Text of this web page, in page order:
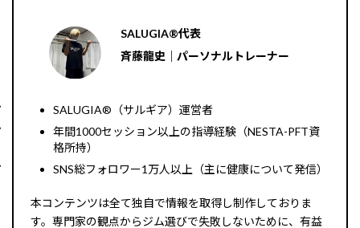
SALUGIA®︎代表
斉藤龍史｜パーソナルトレーナー
SALUGIA®︎（サルギア）運営者
年間1000セッション以上の指導経験（NESTA-PFT資
格所持）
SNS総フォロワー1万人以上（主に健康について発信）
本コンテンツは全て独自で情報を取得し制作しておりま
す。専門家の観点からジム選びで失敗しないために、有益